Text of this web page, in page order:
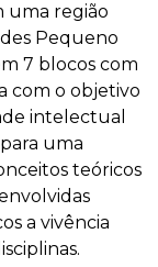
uma região
Pequeno
7 blocos com
com o objetivo
intelectual
uma
teóricos
a vivência